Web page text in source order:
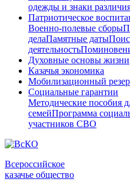
одежды и знаки
Патриотическое
Военно-полевые сборы
делаПамятные даты
деятельность
Духовные основы жизни
Казачья экономика
Мобилизационный
Социальные гарантии
Методические пособия
семейПрограмма
участников СВО
Всероссийское
казачье общество